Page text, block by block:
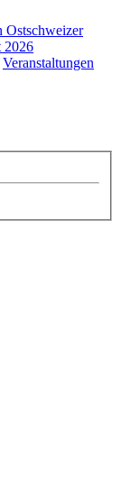
Ostschweizer
2026
Veranstaltungen